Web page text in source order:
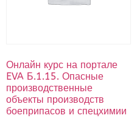
Онлайн курс на портале
EVA Б.1.15. Опасные
производственные
объекты производств
боеприпасов и спецхимии